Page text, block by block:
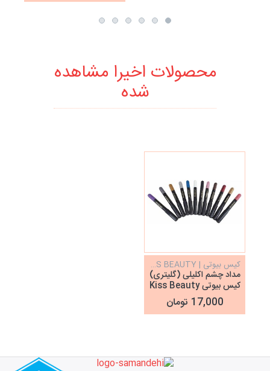
محصولات اخیرا مشاهده
شده
کیس بیوتی | KISS BEAUTY
مداد چشم اکلیلی (گلیتری)
کیس بیوتی Kiss Beauty
17,000 تومان